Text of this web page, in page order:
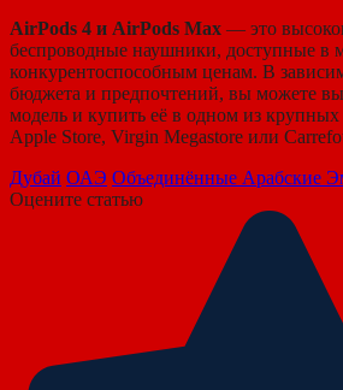
AirPods 4 и AirPods Max — это
беспроводные наушники, доступные в
конкурентоспособным ценам. В
бюджета и предпочтений, вы можете
модель и купить её в одном из крупных
Apple Store, Virgin Megastore или
Дубай ОАЭ Объединённые Арабские
Оцените статью